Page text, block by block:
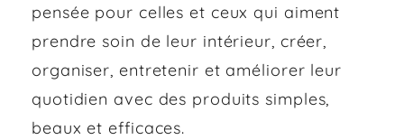
pensée pour celles et ceux qui aiment
prendre soin de leur intérieur, créer,
organiser, entretenir et améliorer leur
quotidien avec des produits simples,
beaux et efficaces.